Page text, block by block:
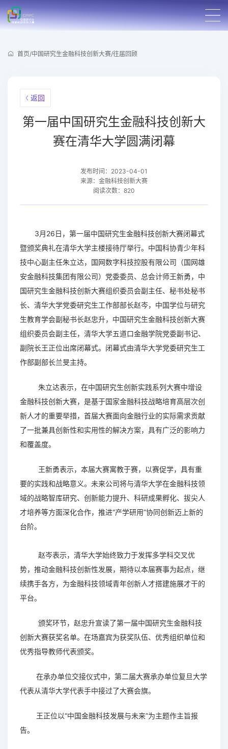
首页/中国研究生金融科技创新大赛/往届回顾
返回
第一届中国研究生金融科技创新大
赛在清华大学圆满闭幕
发布时间：2023-04-01
来源：金融科技创新大赛
阅读次数：820
3月26日，第一届中国研究生金融科技创新大赛闭幕式
暨颁奖典礼在清华大学主楼接待厅举行。中国科协青少年科
技中心副主任朱立达，国网数字科技控股有限公司（国网雄
安金融科技集团有限公司）党委委员、总会计师王新勇，中
国研究生金融科技创新大赛组织委员会副主任、秘书处秘书
长、清华大学党委研究生工作部部长赵岑，中国学位与研究
生教育学会副秘书长赵忠升，中国研究生金融科技创新大赛
组织委员会副主任，清华大学五道口金融学院党委副书记、
副院长王正位出席闭幕式。闭幕式由清华大学党委研究生工
作部副部长兰旻主持。
朱立达表示，在中国研究生创新实践系列大赛中增设
金融科技创新大赛，是基于国家金融科技战略培育高层次创
新人才的重要举措，首届大赛面向金融行业的实际需求贡献
了一批兼具创新性和实用性的解决方案，具有广泛的影响力
和覆盖度。
王新勇表示，本届大赛寓教于赛，以赛促学，具有重
要的实践和战略意义。未来公司将与清华大学在金融科技领
域的战略智库研究、创新能力提升、科研成果孵化、拔尖人
才培养等方面深化合作，推进“产学研用”协同创新迈上新的
台阶。
赵岑表示，清华大学始终致力于发挥多学科交叉优
势，推动金融科技创新性发展，期待以本届赛事为起点，继
续携手各方，为金融科技领域青年创新人才搭建施展才干的
平台。
颁奖环节，赵忠升宣读了第一届中国研究生金融科技
创新大赛获奖名单。在场嘉宾为获奖队伍、优秀组织单位和
优秀指导教师代表颁奖。
在承办单位交接仪式中，第二届大赛承办单位复旦大学
代表从清华大学代表手中接过了大赛会旗。
王正位以“中国金融科技发展与未来”为主题作主旨报
告。